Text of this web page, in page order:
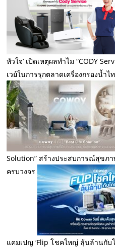
หัวใจ’ เปิดเหตุผลทำไม “CODY
เวย์ในการรุกตลาดเครื่องกรองน้ำไ
Solution” สร้างประสบการณ์สุขภ
ครบวงจร
แคมเปญ ‘Flip โชคใหญ่ ลุ้นล้านกั